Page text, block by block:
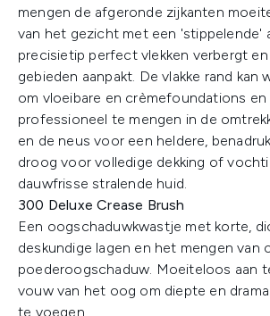
mengen de afgeronde zijkanten
van het gezicht met een 'stippelende'
precisietip perfect vlekken verbergt en
gebieden aanpakt. De vlakke rand kan
om vloeibare en crèmefoundations
professioneel te mengen in de
en de neus voor een heldere,
droog voor volledige dekking of
dauwfrisse stralende huid.
300 Deluxe Crease Brush
Een oogschaduwkwastje met korte,
deskundige lagen en het mengen van
poederoogschaduw. Moeiteloos aan
vouw van het oog om diepte en
te voegen.